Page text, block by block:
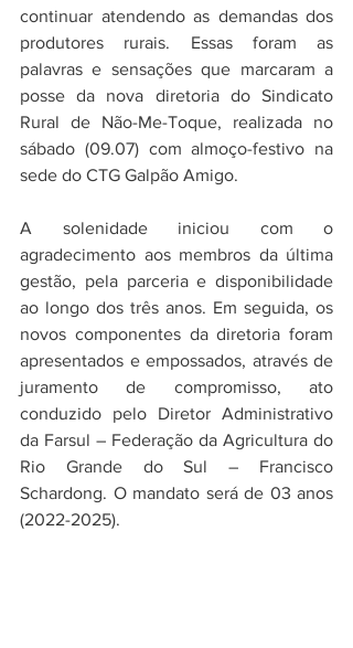
continuar atendendo as demandas dos
produtores rurais. Essas foram as
palavras e sensações que marcaram a
posse da nova diretoria do Sindicato
Rural de Não-Me-Toque, realizada no
sábado (09.07) com almoço-festivo na
sede do CTG Galpão Amigo.
A solenidade iniciou com o
agradecimento aos membros da última
gestão, pela parceria e disponibilidade
ao longo dos três anos. Em seguida, os
novos componentes da diretoria foram
apresentados e empossados, através de
juramento de compromisso, ato
conduzido pelo Diretor Administrativo
da Farsul – Federação da Agricultura do
Rio Grande do Sul – Francisco
Schardong. O mandato será de 03 anos
(2022-2025).